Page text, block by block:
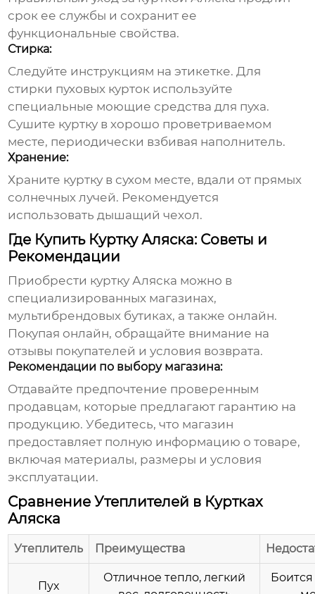
срок ее службы и сохранит ее
функциональные свойства.
Стирка:
Следуйте инструкциям на этикетке. Для
стирки пуховых курток используйте
специальные моющие средства для пуха.
Сушите куртку в хорошо проветриваемом
месте, периодически взбивая наполнитель.
Хранение:
Храните куртку в сухом месте, вдали от прямых
солнечных лучей. Рекомендуется
использовать дышащий чехол.
Где Купить Куртку Аляска: Советы и
Рекомендации
Приобрести куртку Аляска можно в
специализированных магазинах,
мультибрендовых бутиках, а также онлайн.
Покупая онлайн, обращайте внимание на
отзывы покупателей и условия возврата.
Рекомендации по выбору магазина:
Отдавайте предпочтение проверенным
продавцам, которые предлагают гарантию на
продукцию. Убедитесь, что магазин
предоставляет полную информацию о товаре,
включая материалы, размеры и условия
эксплуатации.
Сравнение Утеплителей в Куртках
Аляска
Утеплитель Преимущества
Пух
Отличное тепло, легкий